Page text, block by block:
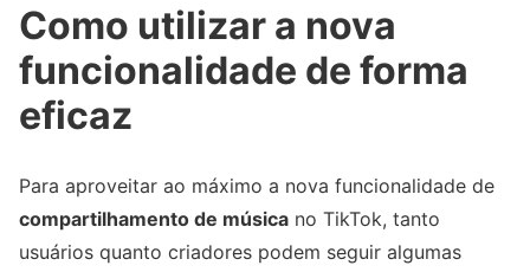
Como utilizar a nova
funcionalidade de forma
eficaz
Para aproveitar ao máximo a nova funcionalidade de
compartilhamento de música no TikTok, tanto
usuários quanto criadores podem seguir algumas